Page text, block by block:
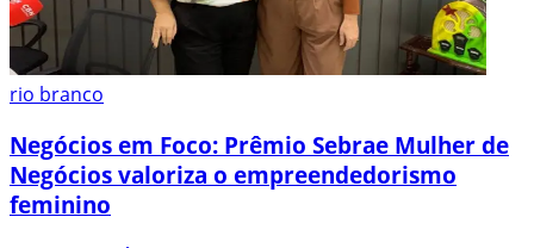
rio branco
Negócios em Foco: Prêmio Sebrae Mulher de
Negócios valoriza o empreendedorismo
feminino